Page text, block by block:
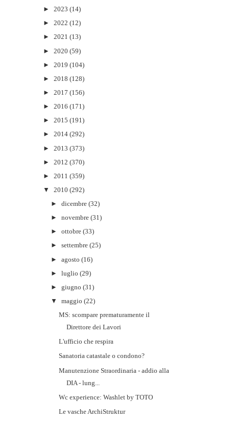
► 2023 (14)
► 2022 (12)
► 2021 (13)
► 2020 (59)
► 2019 (104)
► 2018 (128)
► 2017 (156)
► 2016 (171)
► 2015 (191)
► 2014 (292)
► 2013 (373)
► 2012 (370)
► 2011 (359)
▼
2010 (292)
►dicembre (32)
►novembre (31)
►ottobre (33)
►settembre (25)
►agosto (16)
►luglio (29)
►giugno (31)
▼
maggio (22)
MS: scompare prematuramente il
Direttore dei Lavori
L'ufficio che respira
Sanatoria catastale o condono?
Manutenzione Straordinaria - addio alla
DIA - lung...
Wc experience: Washlet by TOTO
Le vasche ArchiStruktur